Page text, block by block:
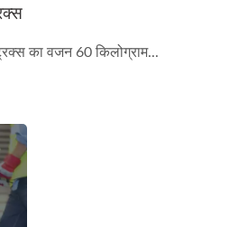
का वजन 60 किलोग्राम...